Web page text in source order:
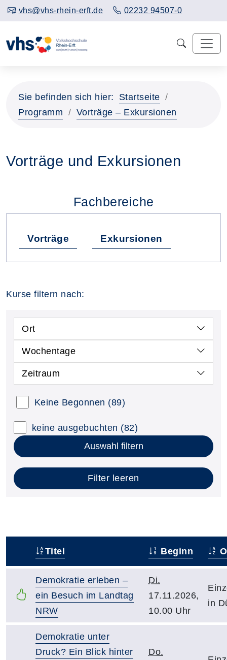
vhs@vhs-rhein-erft.de 02232 94507-0
Sie befinden sich hier:
Startseite
Programm
Vorträge – Exkursionen
Vorträge und Exkursionen
Fachbereiche
Vorträge Exkursionen
Kurse filtern nach:
Ort
Wochentage
Zeitraum
Keine Begonnen (89)
keine ausgebuchten (82)
Auswahl filtern
Filter leeren
Titel Beginn
Demokratie erleben –
ein Besuch im Landtag
NRW
Di.
17.11.2026,
10.00 Uhr
in
Demokratie unter
Druck? Ein Blick hinter
Do.